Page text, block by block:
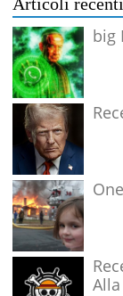
big
Alla